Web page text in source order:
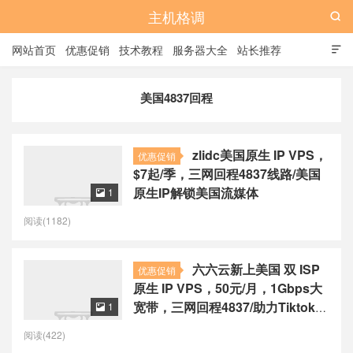
主机格调

网站首页 优惠促销 技术教程 服务器大全 站长推荐

美国4837回程
优惠促销
zlidc美国原生 IP VPS，
$7起/季，三网回程4837线路/美国
原生IP解锁美国流媒体
 1
阅读(1182)
优惠促销
六六云新上美国 双 ISP
原生 IP VPS，50元/月，1Gbps大
宽带，三网回程4837/助力Tiktok业
 1
阅读(422)